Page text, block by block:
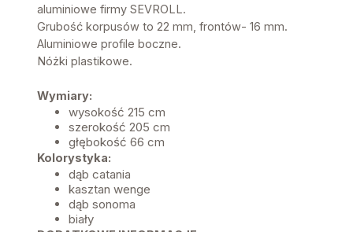
aluminiowe firmy SEVROLL.
Grubość korpusów to 22 mm, frontów- 16 mm.
Aluminiowe profile boczne.
Nóżki plastikowe.
Wymiary:
wysokość 215 cm
szerokość 205 cm
głębokość 66 cm
Kolorystyka:
dąb catania
kasztan wenge
dąb sonoma
biały